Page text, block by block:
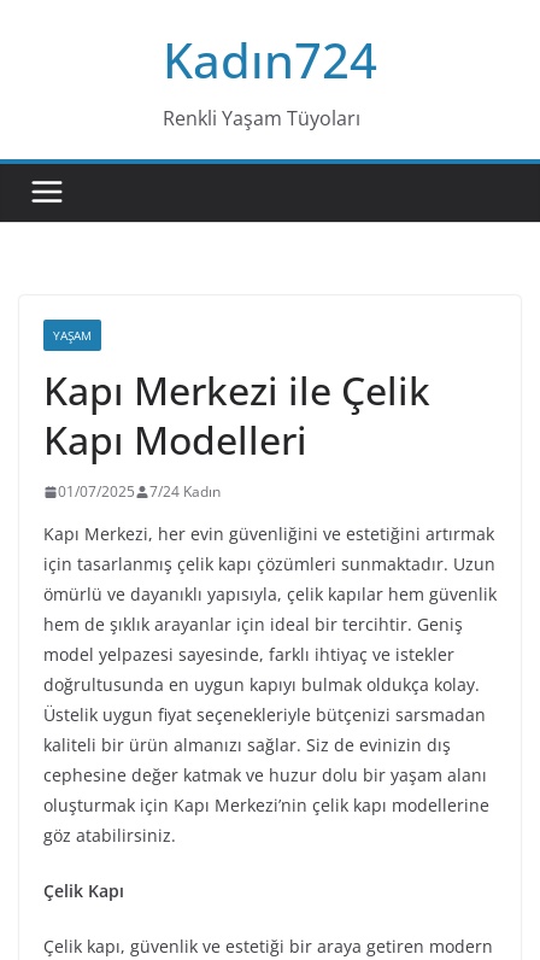
Kadın724
Renkli Yaşam Tüyoları
YAŞAM
Kapı Merkezi ile Çelik
Kapı Modelleri
01/07/2025 7/24 Kadın
Kapı Merkezi, her evin güvenliğini ve estetiğini artırmak
için tasarlanmış çelik kapı çözümleri sunmaktadır. Uzun
ömürlü ve dayanıklı yapısıyla, çelik kapılar hem güvenlik
hem de şıklık arayanlar için ideal bir tercihtir. Geniş
model yelpazesi sayesinde, farklı ihtiyaç ve istekler
doğrultusunda en uygun kapıyı bulmak oldukça kolay.
Üstelik uygun fiyat seçenekleriyle bütçenizi sarsmadan
kaliteli bir ürün almanızı sağlar. Siz de evinizin dış
cephesine değer katmak ve huzur dolu bir yaşam alanı
oluşturmak için Kapı Merkezi’nin çelik kapı modellerine
göz atabilirsiniz.
Çelik Kapı
Çelik kapı, güvenlik ve estetiği bir araya getiren modern